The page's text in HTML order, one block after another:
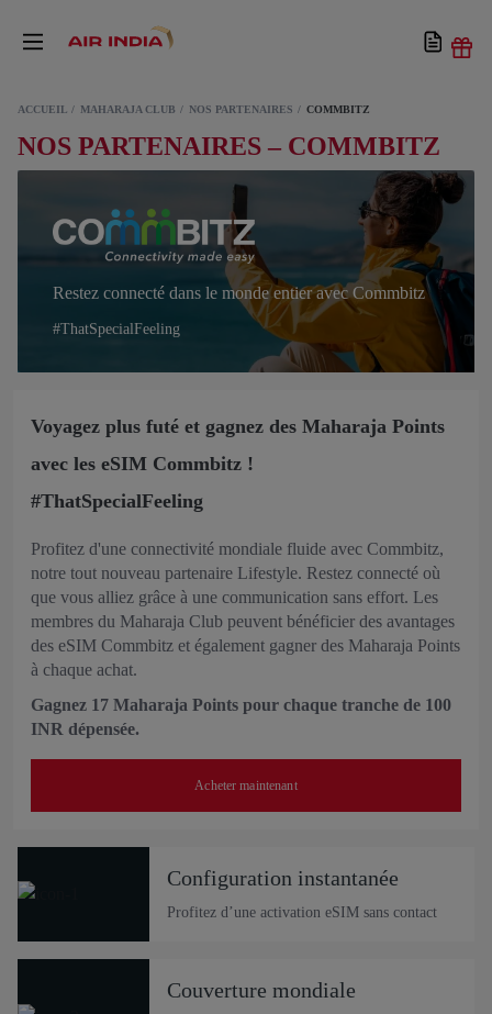
ACCUEIL MAHARAJA CLUB NOS PARTENAIRES COMMBITZ
NOS PARTENAIRES – COMMBITZ
Restez connecté dans le monde entier avec Commbitz
#ThatSpecialFeeling
Voyagez plus futé et gagnez des Maharaja Points
avec les eSIM Commbitz !
#ThatSpecialFeeling
Profitez d'une connectivité mondiale fluide avec Commbitz,
notre tout nouveau partenaire Lifestyle. Restez connecté où
que vous alliez grâce à une communication sans effort. Les
membres du Maharaja Club peuvent bénéficier des avantages
des eSIM Commbitz et également gagner des Maharaja Points
à chaque achat.
Gagnez 17 Maharaja Points pour chaque tranche de 100
INR dépensée.
Acheter maintenant
Configuration instantanée
Profitez d’une activation eSIM sans contact
Couverture mondiale